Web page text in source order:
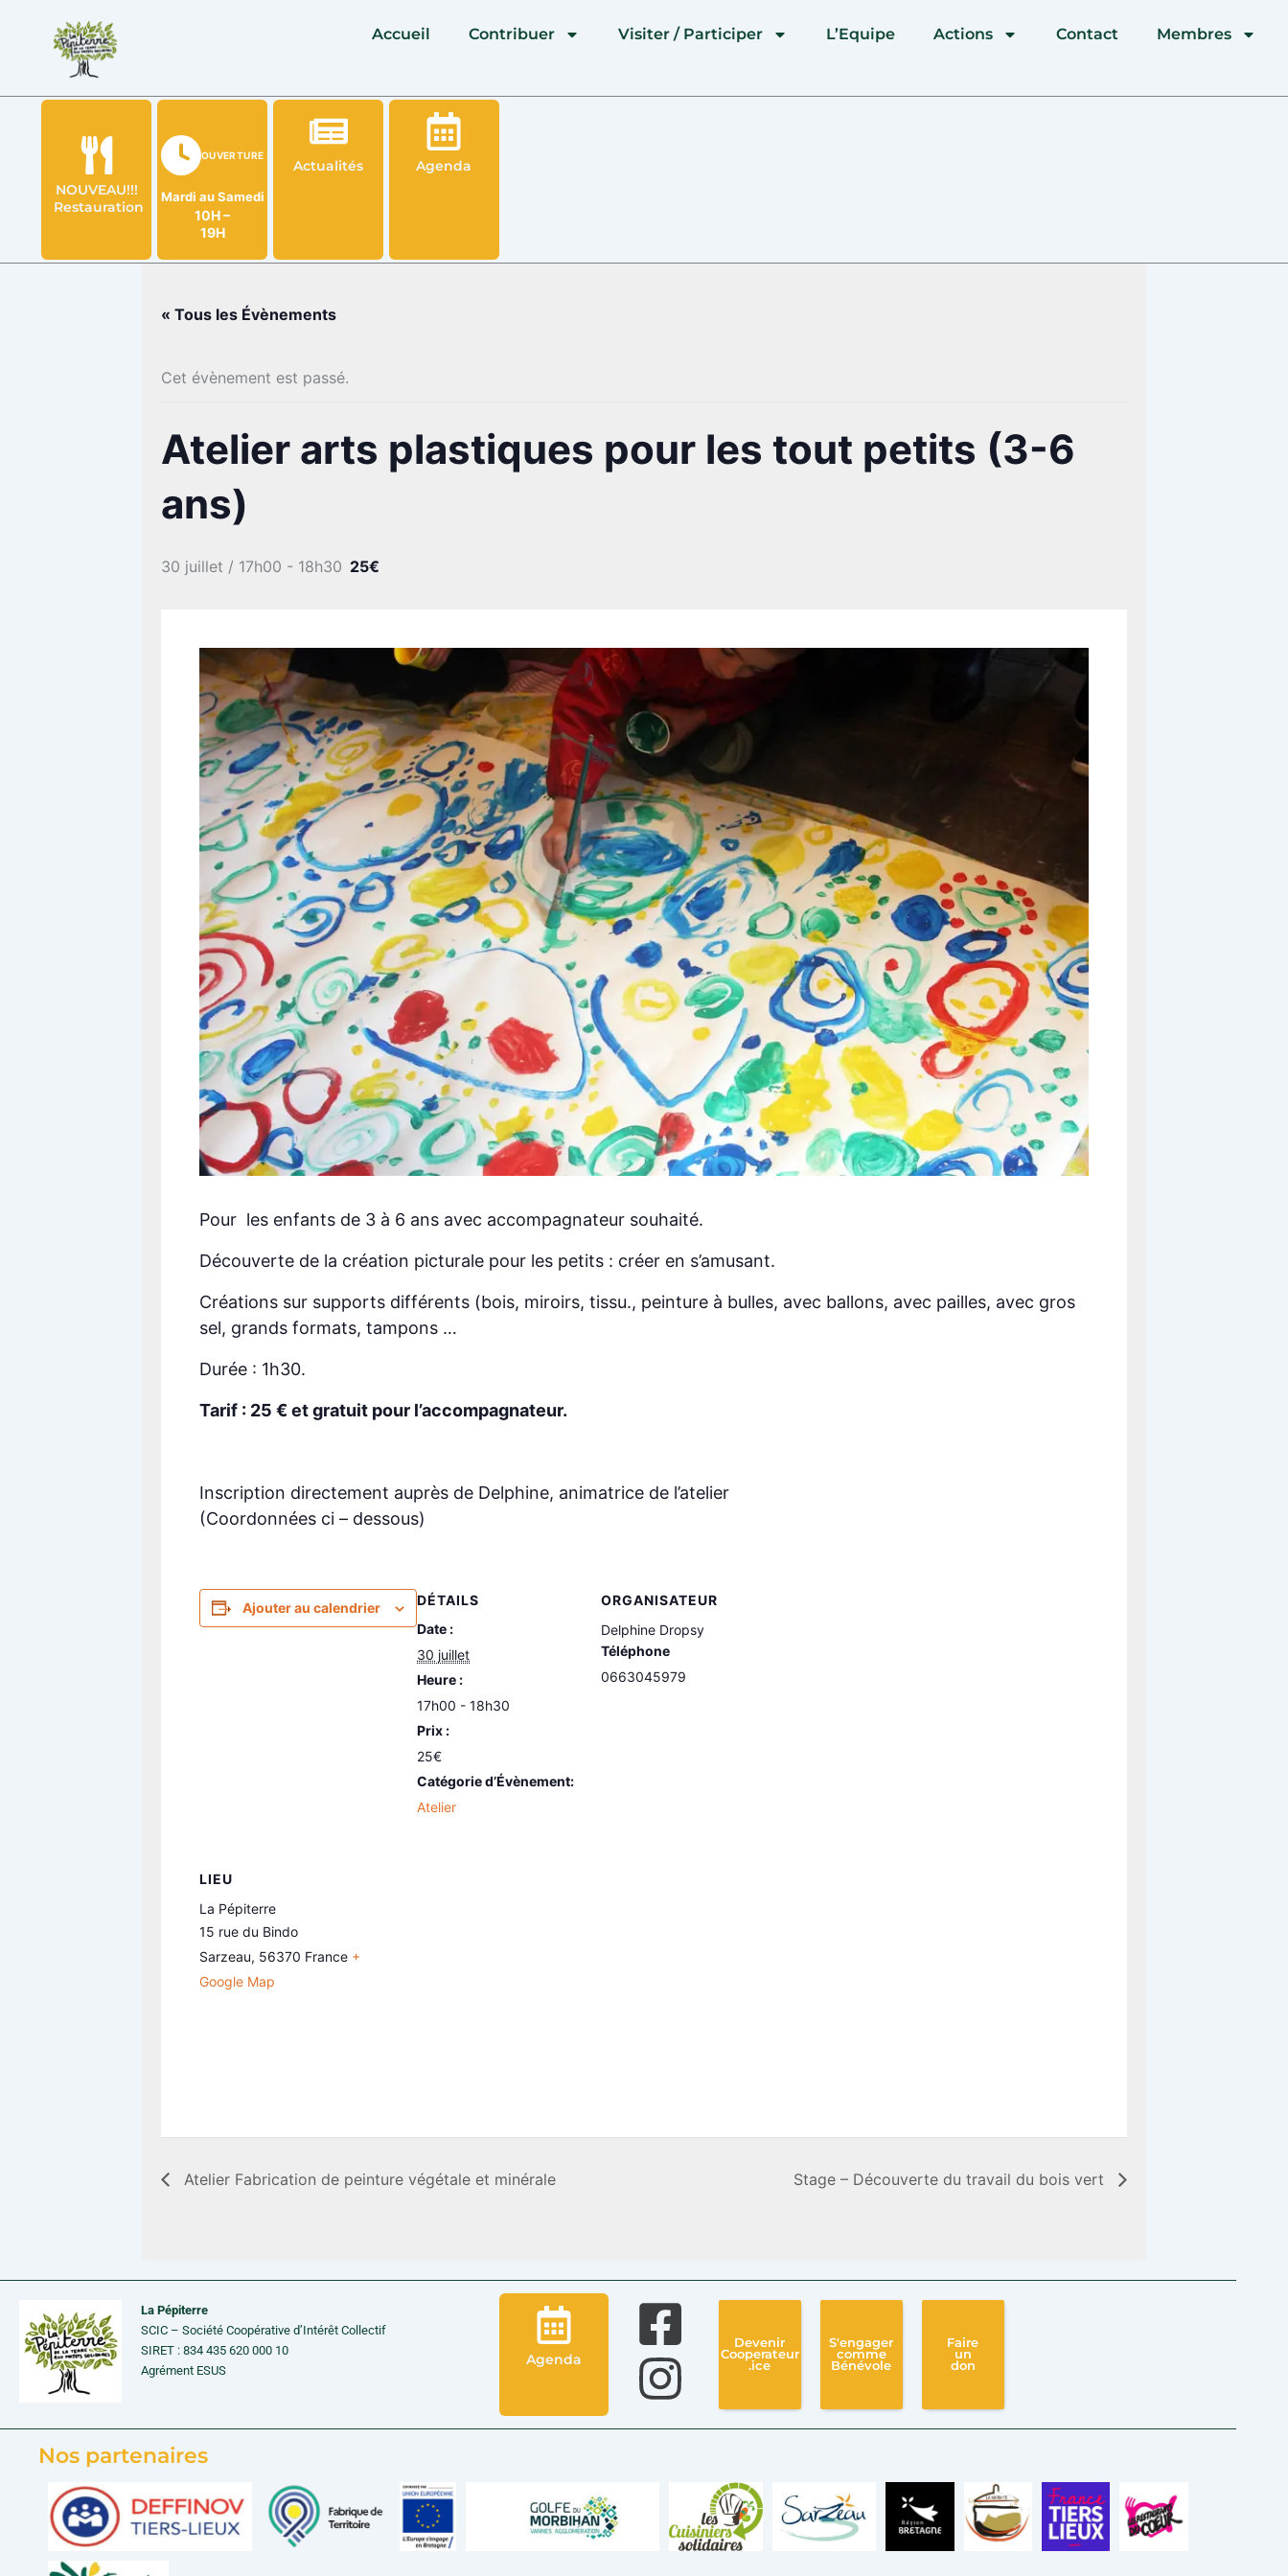
Accueil Contribuer Visiter / Participer L’Equipe Actions Contact Membres
NOUVEAU!!!
Restauration
OUVERTURE
Mardi au Samedi
10H –
19H
Actualités Agenda
« Tous les Évènements
Cet évènement est passé.
Atelier arts plastiques pour les tout petits (3-6
ans)
30 juillet / 17h00 - 18h30 25€
Pour les enfants de 3 à 6 ans avec accompagnateur souhaité.
Découverte de la création picturale pour les petits : créer en s’amusant.
Créations sur supports différents (bois, miroirs, tissu., peinture à bulles, avec ballons, avec pailles, avec gros
sel, grands formats, tampons …
Durée : 1h30.
Tarif : 25 € et gratuit pour l’accompagnateur.
Inscription directement auprès de Delphine, animatrice de l’atelier
(Coordonnées ci – dessous)
Ajouter au calendrier
DÉTAILS
Date :
30 juillet
Heure :
17h00 - 18h30
Prix :
25€
Catégorie d’Évènement:
Atelier
ORGANISATEUR
Delphine Dropsy
Téléphone
0663045979
LIEU
La Pépiterre
15 rue du Bindo
Sarzeau, 56370 France +
Google Map
Atelier Fabrication de peinture végétale et minérale Stage – Découverte du travail du bois vert
La Pépiterre
SCIC – Société Coopérative d’Intérêt Collectif
SIRET : 834 435 620 000 10
Agrément ESUS
Agenda
Devenir
Cooperateur
.ice
S'engager
comme
Bénévole
Faire
un
don
Nos partenaires